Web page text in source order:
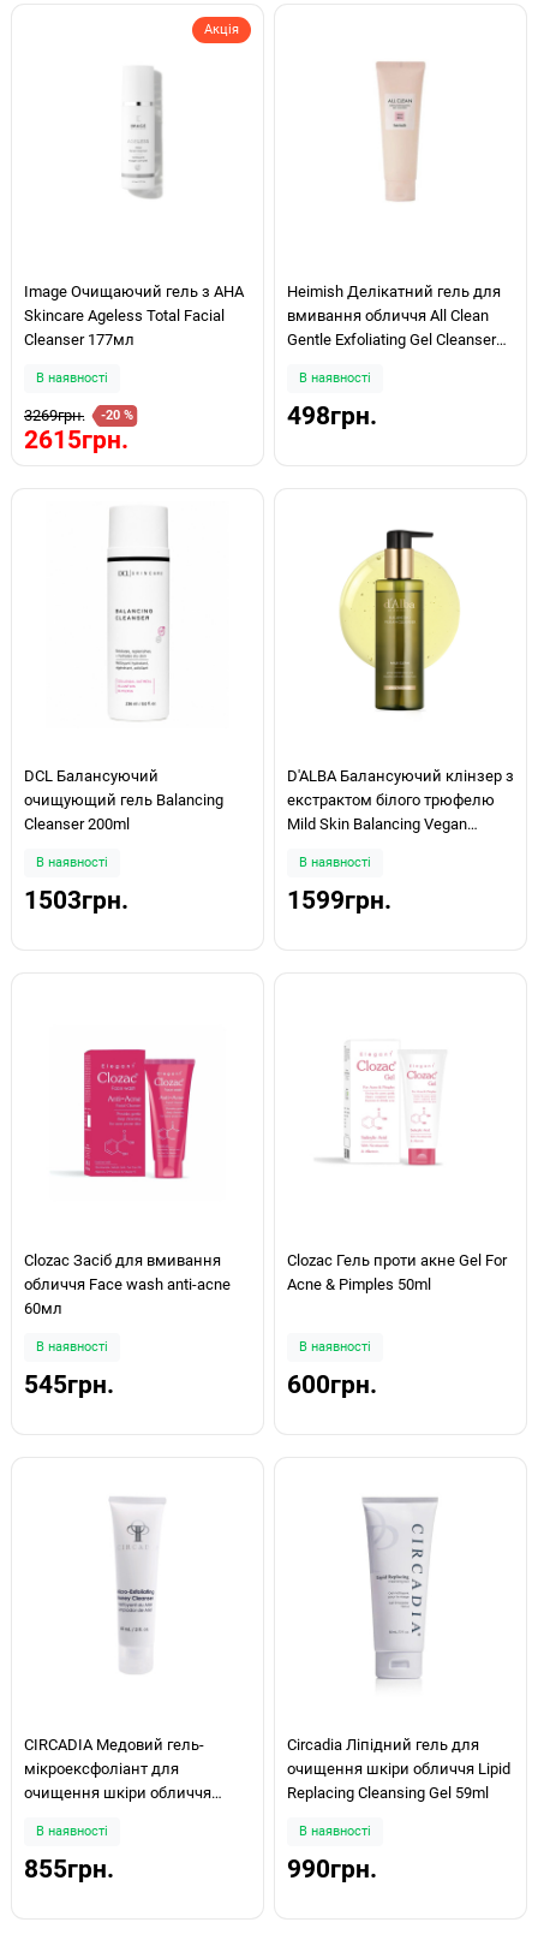
Акція
Image Очищаючий гель з АНА
Skincare Ageless Total Facial
Cleanser 177мл
В наявності
3269грн. -20 %
2615грн.
Heimish Делікатний гель для
вмивання обличчя All Clean
Gentle Exfoliating Gel Cleanser
В наявності
498грн.
DCL Балансуючий
очищующий гель Balancing
Cleanser 200ml
В наявності
1503грн.
D'ALBA Балансуючий клінзер з
екстрактом білого трюфелю
Mild Skin Balancing Vegan
В наявності
1599грн.
Clozac Засіб для вмивання
обличчя Face wash anti-acne
60мл
В наявності
545грн.
Clozac Гель проти акне Gel For
Acne & Pimples 50ml
В наявності
600грн.
CIRCADIA Медовий гель-
мікроексфоліант для
очищення шкіри обличчя
60 мл
В наявності
855грн.
Circadia Ліпідний гель для
очищення шкіри обличчя Lipid
Replacing Cleansing Gel 59ml
В наявності
990грн.